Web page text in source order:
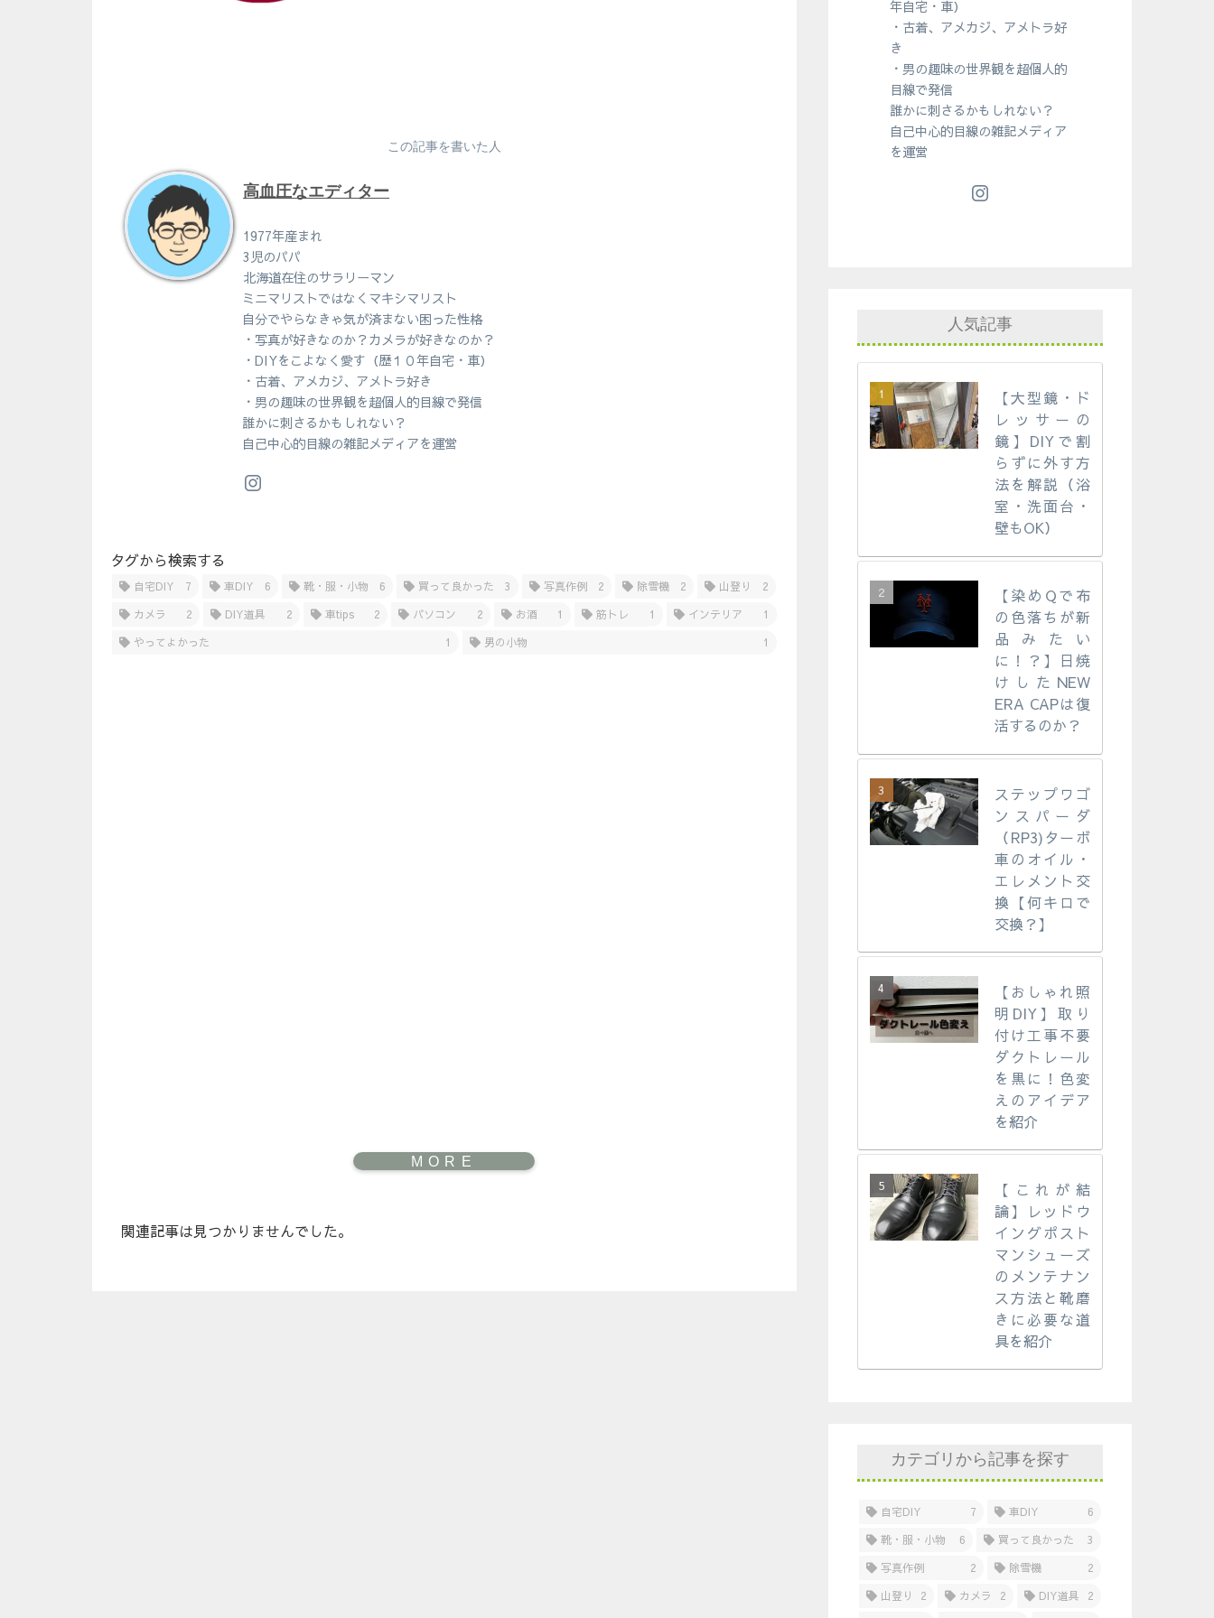
この記事を書いた人
高血圧なエディター
1977年産まれ
3児のパパ
北海道在住のサラリーマン
ミニマリストではなくマキシマリスト
自分でやらなきゃ気が済まない困った性格
・写真が好きなのか？カメラが好きなのか？
・DIYをこよなく愛す（歴１０年自宅・車）
・古着、アメカジ、アメトラ好き
・男の趣味の世界観を超個人的目線で発信
誰かに刺さるかもしれない？
自己中心的目線の雑記メディアを運営
タグから検索する
自宅DIY 7 車DIY 6 靴・服・小物 6 買って良かった 3 写真作例 2 除雪機 2 山登り
2
カメラ
2 DIY道具 2 車tips 2 パソコン 2 お酒 1 筋トレ 1 インテリア
1
やってよかった
1 男の小物 1
関連記事は見つかりませんでした。
年自宅・車）
・古着、アメカジ、アメトラ好
き
・男の趣味の世界観を超個人的
目線で発信
誰かに刺さるかもしれない？
自己中心的目線の雑記メディア
を運営
人気記事
【大型鏡・ド
レッサーの
鏡】DIYで割
らずに外す方
法を解説（浴
室・洗面台・
壁もOK）
【染めQで布
の色落ちが新
品みたい
に！？】日焼
けしたNEW
ERA CAPは復
活するのか？
ステップワゴ
ンスパーダ
（RP3)ターボ
車のオイル・
エレメント交
換【何キロで
交換？】
【おしゃれ照
明DIY】取り
付け工事不要
ダクトレール
を黒に！色変
えのアイデア
を紹介
【これが結
論】レッドウ
イングポスト
マンシューズ
のメンテナン
ス方法と靴磨
きに必要な道
具を紹介
カテゴリから記事を探す
自宅DIY 7 車DIY
6
靴・服・小物
6 買って良かった
3
写真作例
2 除雪機
2
山登り
2 カメラ 2 DIY道具
2